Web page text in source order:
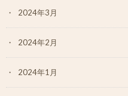
2024年3月
2024年2月
2024年1月